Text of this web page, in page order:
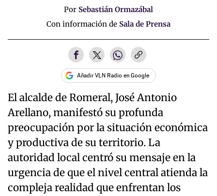
Por Sebastián Ormazábal
Con información de Sala de Prensa
Añadir VLN Radio en Google
El alcalde de Romeral, José Antonio
Arellano, manifestó su profunda
preocupación por la situación económica
y productiva de su territorio. La
autoridad local centró su mensaje en la
urgencia de que el nivel central atienda la
compleja realidad que enfrentan los